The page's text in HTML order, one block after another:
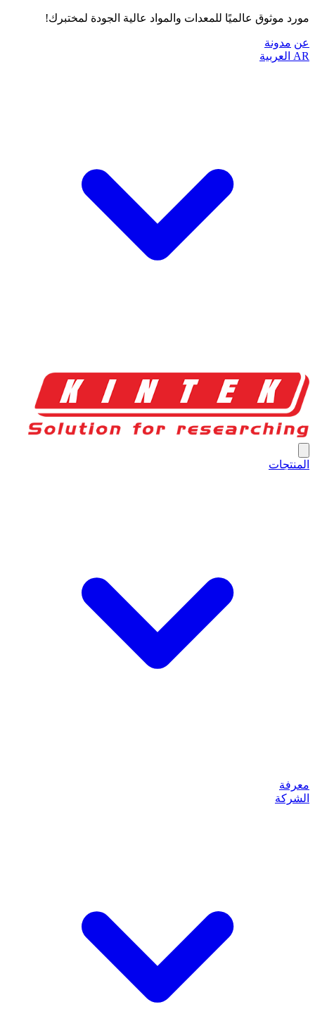
مورد موثوق عالميًا للمعدات والمواد عالية الجودة لمختبرك!
عن مدونة
AR العربية
المنتجات
معرفة
الشركة